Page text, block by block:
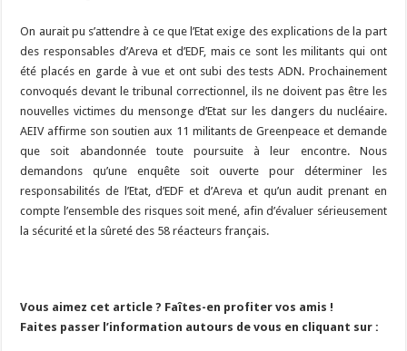
On aurait pu s’attendre à ce que l’Etat exige des explications de la part
des responsables d’Areva et d’EDF, mais ce sont les militants qui ont
été placés en garde à vue et ont subi des tests ADN. Prochainement
convoqués devant le tribunal correctionnel, ils ne doivent pas être les
nouvelles victimes du mensonge d’Etat sur les dangers du nucléaire.
AEIV affirme son soutien aux 11 militants de Greenpeace et demande
que soit abandonnée toute poursuite à leur encontre. Nous
demandons qu’une enquête soit ouverte pour déterminer les
responsabilités de l’Etat, d’EDF et d’Areva et qu’un audit prenant en
compte l’ensemble des risques soit mené, afin d’évaluer sérieusement
la sécurité et la sûreté des 58 réacteurs français.
Vous aimez cet article ? Faîtes-en profiter vos amis !
Faites passer l’information autours de vous en cliquant sur :